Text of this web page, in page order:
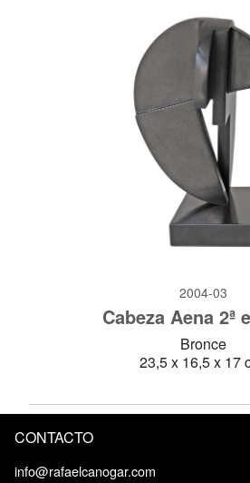
2004-03
Cabeza Aena 2ª
Bronce
23,5 x 16,5 x 17
CONTACTO
info@rafaelcanogar.com